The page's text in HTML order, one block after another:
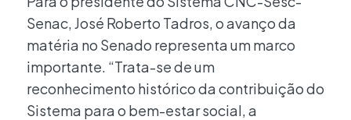
Senac, José Roberto Tadros, o avanço da
matéria no Senado representa um marco
importante. “Trata-se de um
reconhecimento histórico da contribuição do
Sistema para o bem-estar social, a